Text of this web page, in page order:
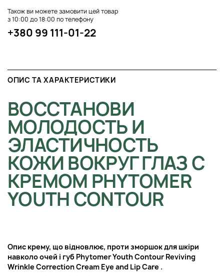
Також ви можете замовити цей товар
з 10:00 до 18:00 по телефону
+380 99 111-01-22
ОПИС ТА ХАРАКТЕРИСТИКИ
ВОССТАНОВИ
МОЛОДОСТЬ И
ЭЛАСТИЧНОСТЬ
КОЖИ ВОКРУГ ГЛАЗ С
КРЕМОМ PHYTOMER
YOUTH CONTOUR
Опис крему, що відновлює, проти зморшок для шкіри
навколо очей і губ Phytomer Youth Contour Reviving
Wrinkle Correction Cream Eye and Lip Care .